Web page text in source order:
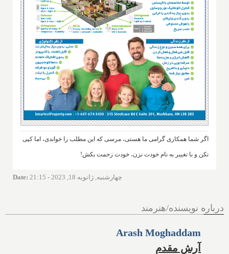
اگر شما همکاری گرامی ما هستی، مرسی که این مطلب را خواندی، اما کپی
نکن و با تغییر به نام خودت نزن، خودت زحمت بکش!
Date: چهارشنبه, ژانویه 18, 2023 - 21:15
درباره نویسنده/هنرمند
Arash Moghaddam
آرش مقدم